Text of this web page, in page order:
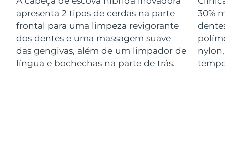
apresenta 2 tipos de cerdas na parte
frontal para uma limpeza revigorante
dos dentes e uma massagem suave
das gengivas, além de um limpador de
língua e bochechas na parte de trás.
30%
Luxemburgo Entrega prevista 8/10/26
Macau, RAE da
China
Entrega prevista 8/12/26
Malásia Entrega prevista 8/13/26